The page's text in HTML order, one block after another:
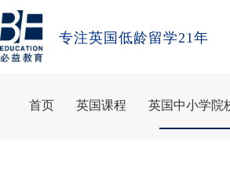
专注英国低龄留学21年
首页 英国课程 英国中小学院